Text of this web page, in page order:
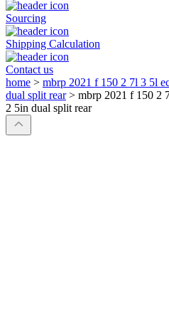
Sourcing
Shipping Calculation
Contact us
home > mbrp 2021 f 150 2 7l 3 5l
dual split rear > mbrp 2021 f 150 2
2 5in dual split rear